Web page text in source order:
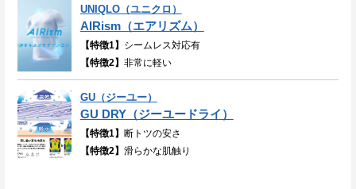
UNIQLO（ユニクロ）
AIRism（エアリズム）
【特徴1】 シームレス対応有
【特徴2】 非常に軽い
GU（ジーユー）
GU DRY（ジーユードライ）
【特徴1】 断トツの安さ
【特徴2】 滑らかな肌触り